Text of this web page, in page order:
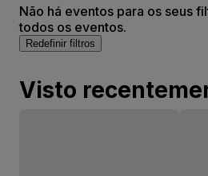
Não há eventos para os seus
todos os eventos.
Redefinir filtros
Visto